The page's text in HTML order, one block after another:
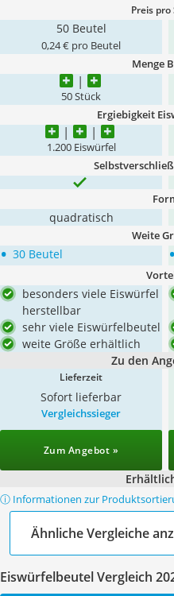
Preis
50 Beutel
0,24 € pro Beutel
Menge
50 Stück
Ergiebigkeit
1.200 Eiswürfel
quadratisch
Weite
• 30 Beutel •
besonders viele Eiswürfel
herstellbar
sehr viele Eiswürfelbeutel
weite Größe erhältlich
Zu den
Lieferzeit
Sofort lieferbar
Vergleichssieger
Zum Angebot »
ⓘ Informationen zur
Ähnliche Vergleiche
Eiswürfelbeutel Vergleich